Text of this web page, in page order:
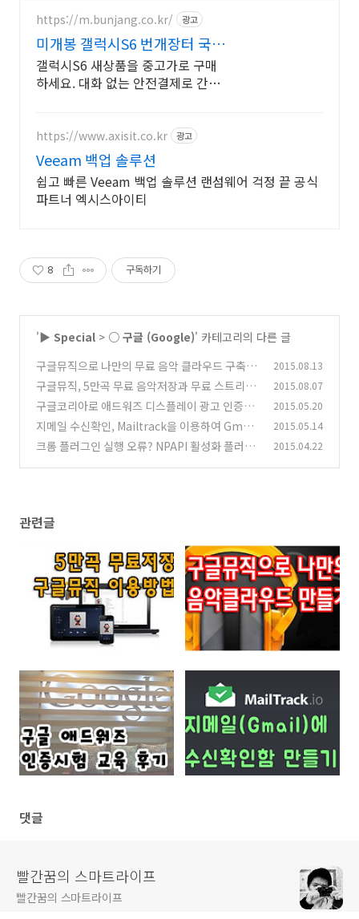
https://m.bunjang.co.kr/ 광고
미개봉 갤럭시S6 번개장터 국내
최대 브랜드 중고거래
갤럭시S6 새상품을 중고가로 구매
하세요. 대화 없는 안전결제로 간편
신규 상품 업로드
https://www.axisit.co.kr 광고
Veeam 백업 솔루션
쉽고 빠른 Veeam 백업 솔루션 랜섬웨어 걱정 끝 공식
파트너 엑시스아이티
8 구독하기
'▶ Special > ○ 구글 (Google)' 카테고리의 다른 글
구글뮤직으로 나만의 무료 음악 클라우드 구축하
기
(2)
2015.08.13
구글뮤직, 5만곡 무료 음악저장과 무료 스트리밍
라디오를 이용하세요! (8)
2015.08.07
구글코리아로 애드워즈 디스플레이 광고 인증시
험 교육받고 왔어요^^ (9)
2015.05.20
지메일 수신확인, Mailtrack을 이용하여 Gmail
수신확인함 만들기
(9)
2015.05.14
크롬 플러그인 실행 오류? NPAPI 활성화 플러그
2015.04.22
관련글
댓글
빨간꿈의 스마트라이프
빨간꿈의 스마트라이프